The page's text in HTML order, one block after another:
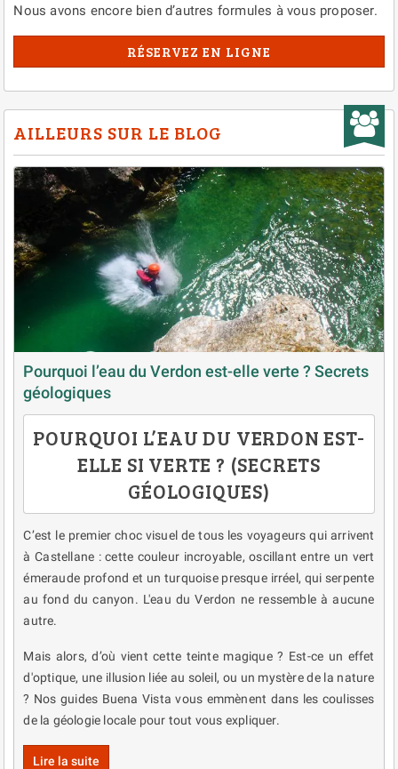
Nous avons encore bien d’autres formules à vous proposer.
RÉSERVEZ EN LIGNE
AILLEURS SUR LE BLOG
Pourquoi l’eau du Verdon est-elle verte ? Secrets
géologiques
POURQUOI L’EAU DU VERDON EST-
ELLE SI VERTE ? (SECRETS
GÉOLOGIQUES)
C’est le premier choc visuel de tous les voyageurs qui arrivent
à Castellane : cette couleur incroyable, oscillant entre un vert
émeraude profond et un turquoise presque irréel, qui serpente
au fond du canyon. L'eau du Verdon ne ressemble à aucune
autre.
Mais alors, d’où vient cette teinte magique ? Est-ce un effet
d'optique, une illusion liée au soleil, ou un mystère de la nature
? Nos guides Buena Vista vous emmènent dans les coulisses
de la géologie locale pour tout vous expliquer.
Lire la suite